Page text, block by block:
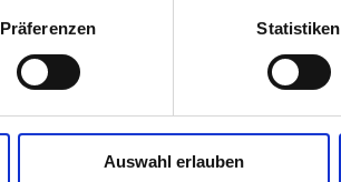
Präferenzen Statistiken
Auswahl erlauben